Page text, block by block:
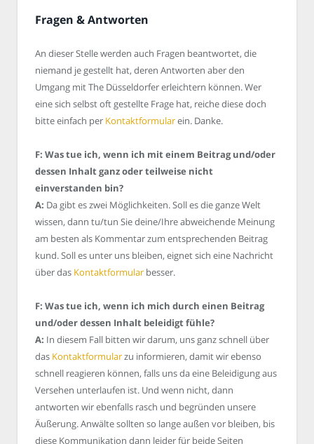
Fragen & Antworten
An dieser Stelle werden auch Fragen beantwortet, die
niemand je gestellt hat, deren Antworten aber den
Umgang mit The Düsseldorfer erleichtern können. Wer
eine sich selbst oft gestellte Frage hat, reiche diese doch
bitte einfach per Kontaktformularein. Danke.
F: Was tue ich, wenn ich mit einem Beitrag und/oder
dessen Inhalt ganz oder teilweise nicht
einverstanden bin?
A: Da gibt es zwei Möglichkeiten. Soll es die ganze Welt
wissen, dann tu/tun Sie deine/Ihre abweichende Meinung
am besten als Kommentar zum entsprechenden Beitrag
kund. Soll es unter uns bleiben, eignet sich eine Nachricht
über das Kontaktformular besser.
F: Was tue ich, wenn ich mich durch einen Beitrag
und/oder dessen Inhalt beleidigt fühle?
A: In diesem Fall bitten wir darum, uns ganz schnell über
das Kontaktformularzu informieren, damit wir ebenso
schnell reagieren können, falls uns da eine Beleidigung aus
Versehen unterlaufen ist. Und wenn nicht, dann
antworten wir ebenfalls rasch und begründen unsere
Äußerung. Anwälte sollten so lange außen vor bleiben, bis
diese Kommunikation dann leider für beide Seiten